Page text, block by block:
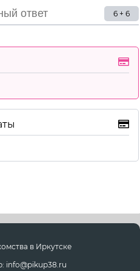
6 + 6
в Иркутске
info@pikup38.ru